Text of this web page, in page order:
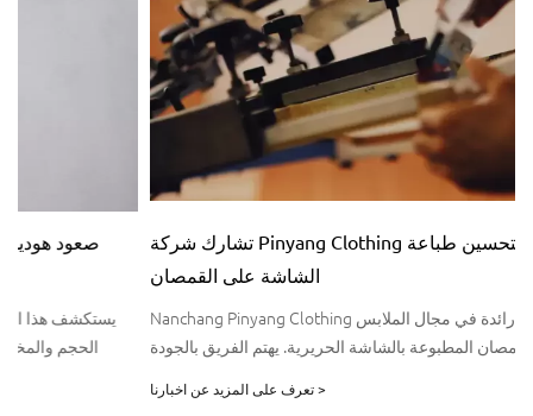
تشارك شركة Pinyang Clothing نصائح الخبراء لتحسين طباعة
الشاشة على القمصان
Nanchang Pinyang Clothing هي شركة رائدة في مجال الملابس
المخصصة والقمصان المطبوعة بالشاشة الحريرية. يهتم الفريق بالجودة
لإنهاء الطلبات بشكل أسرع. يمكن تنفيذ الطلبات بشكل أسرع بنسبة تصل
تعرف على المزيد عن اخبارنا >